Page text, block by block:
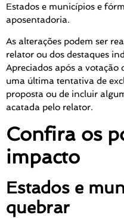
Estados e municípios e
aposentadoria.
As alterações podem ser
relator ou dos destaques
Apreciados após a votação
uma última tentativa de
proposta ou de incluir
acatada pelo relator.
Confira os
impacto
Estados e
quebrar